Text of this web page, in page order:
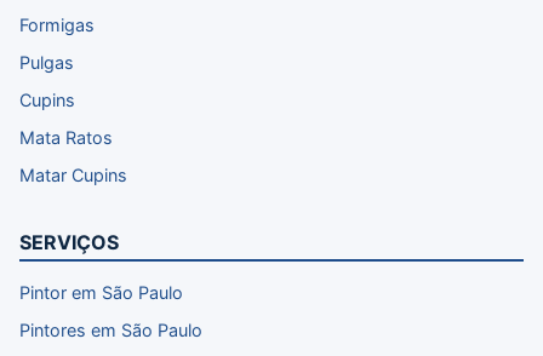
Formigas
Pulgas
Cupins
Mata Ratos
Matar Cupins
SERVIÇOS
Pintor em São Paulo
Pintores em São Paulo